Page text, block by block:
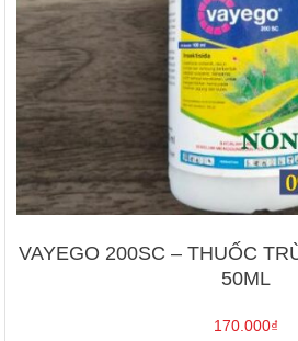
VAYEGO 200SC – THUỐC
50ML
170.000₫